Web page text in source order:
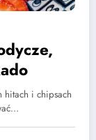
hitach i chipsach